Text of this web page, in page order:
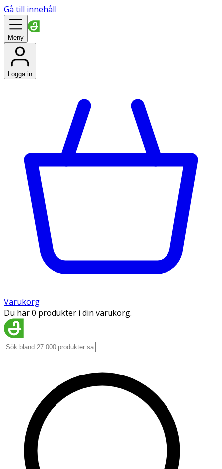
Gå till innehåll
Meny
Logga in
Varukorg
Du har 0 produkter i din varukorg.